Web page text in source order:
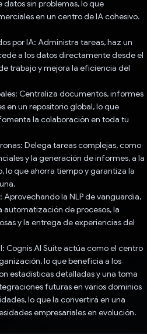
sin problemas, lo que
en un centro de IA cohesivo.
por IA: Administra tareas, haz un
a los datos directamente desde el
trabajo y mejora la eficiencia del
Centraliza documentos, informes
en un repositorio global, lo que
la colaboración en toda tu
Delega tareas complejas, como
y la generación de informes, a la
lo que ahorra tiempo y garantiza la
la NLP de vanguardia,
automatización de procesos, la
y la entrega de experiencias del
Cognis AI Suite actúa como el centro
lo que beneficia a los
estadísticas detalladas y una toma
futuras en varios dominios
lo que la convertirá en una
empresariales en evolución.